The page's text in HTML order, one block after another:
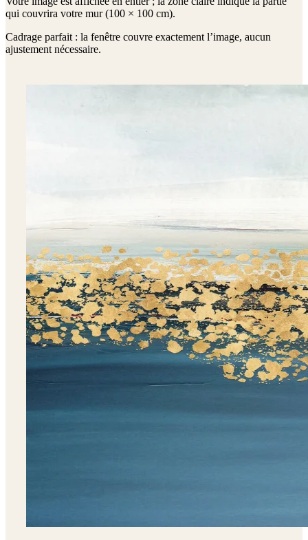
qui couvrira votre mur (100 × 100 cm).
Cadrage parfait : la fenêtre couvre exactement l’image, aucun
ajustement nécessaire.